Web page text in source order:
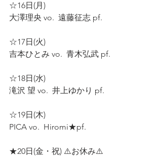
☆16日(月)
大澤理央 vo.  遠藤征志 pf.
☆17日(火)
吉本ひとみ vo.  青木弘武 pf.
☆18日(水)
滝沢 望 vo.  井上ゆかり pf.
☆19日(木)
PICA vo.  Hiromi★pf.
★20日(金・祝) ⚠️お休み⚠️